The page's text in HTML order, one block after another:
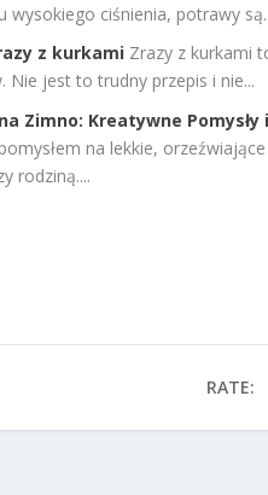
wysokiego ciśnienia, potrawy
z kurkami Zrazy z kurkami
Nie jest to trudny przepis i nie...
Zimno: Kreatywne Pomysły
na lekkie,
rodziną....
RATE: